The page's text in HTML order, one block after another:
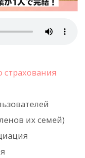
их семей)